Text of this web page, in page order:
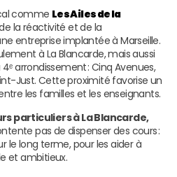
comme Les Ailes de la
la réactivité et de la
entreprise implantée à Marseille.
à La Blancarde, mais aussi
arrondissement : Cinq Avenues,
Just. Cette proximité favorise un
les familles et les enseignants.
particuliers à La Blancarde,
pas de dispenser des cours :
le long terme, pour les aider à
et ambitieux.